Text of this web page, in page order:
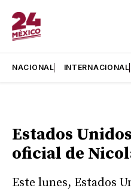
NACIONAL INTERNACIONAL
Estados
oficial de
Este lunes, Estados